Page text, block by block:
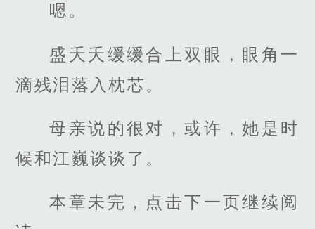
嗯。
盛夭夭缓缓合上双眼，眼角一
滴残泪落入枕芯。
母亲说的很对，或许，她是时
候和江巍谈谈了。
本章未完，点击下一页继续阅